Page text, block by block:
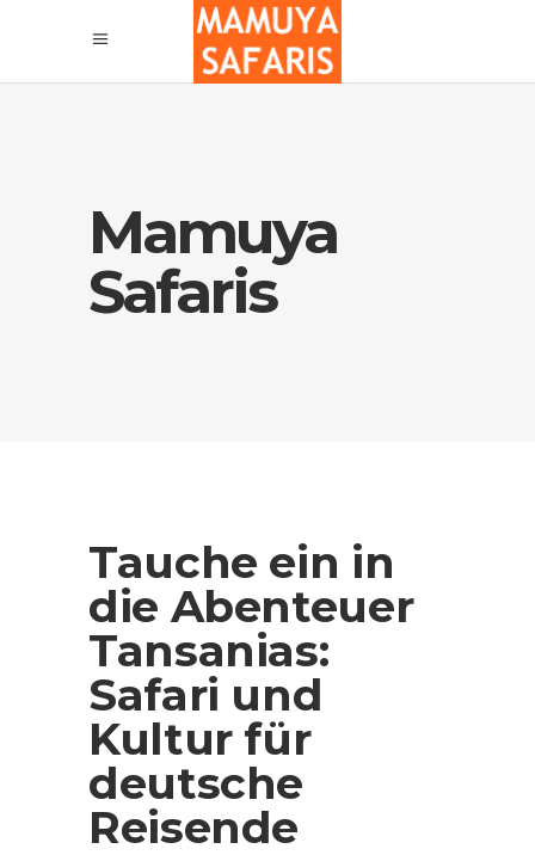
Mamuya
Safaris
Tauche ein in
die Abenteuer
Tansanias:
Safari und
Kultur für
deutsche
Reisende